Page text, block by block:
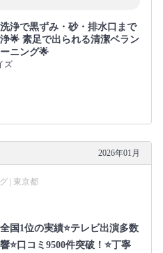
浄で黒ずみ・砂・排水口まで
🌟 素足で出られる清潔ベラン
ニング🌟
ズ
2026年01月
| 東京都
国1位の実績⭐テレビ出演多数
⭐口コミ9500件突破！⭐丁寧